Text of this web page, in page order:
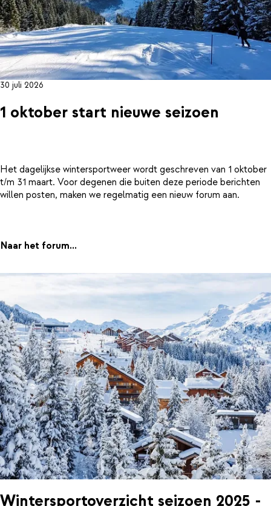
30 juli 2026
1 oktober start nieuwe seizoen
Het dagelijkse wintersportweer wordt geschreven van 1 oktober
t/m 31 maart. Voor degenen die buiten deze periode berichten
willen posten, maken we regelmatig een nieuw forum aan.
Naar het forum...
Wintersportoverzicht seizoen 2025 -